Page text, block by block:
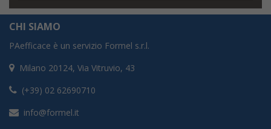
CHI SIAMO
PAefficace è un servizio Formel s.r.l.
Milano 20124, Via Vitruvio, 43
(+39) 02 62690710
info@formel.it